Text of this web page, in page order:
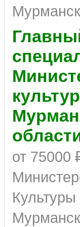
Мурманск
от 75000
Культуры